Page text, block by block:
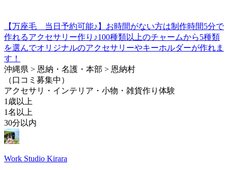
【万座毛 当日予約可能♪】お時間がない方は制作時間5分で
作れるアクセサリー作り♪100種類以上のチャームから5種類
を選んでオリジナルのアクセサリーやキーホルダーが作れま
す！
沖縄県 > 恩納・名護・本部 > 恩納村
（口コミ募集中）
アクセサリ・インテリア・小物・雑貨作り体験
1歳以上
1名以上
30分以内
Work Studio Kirara